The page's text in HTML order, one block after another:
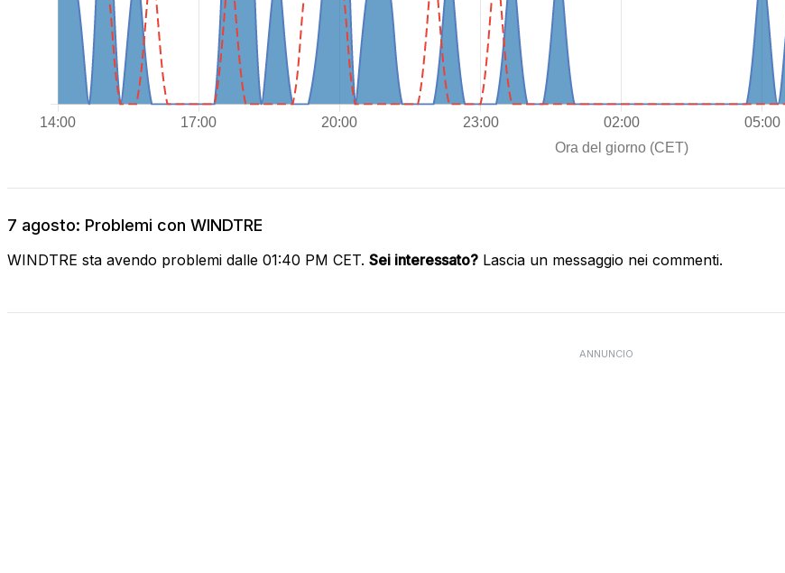
7 agosto: Problemi con WINDTRE
WINDTRE sta avendo problemi dalle 01:40 PM CET. Sei interessato? Lascia un messaggio nei commenti.
ANNUNCIO